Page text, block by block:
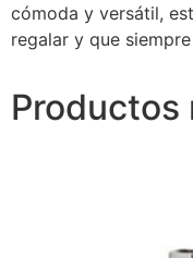
cómoda y versátil,
regalar y que
Productos